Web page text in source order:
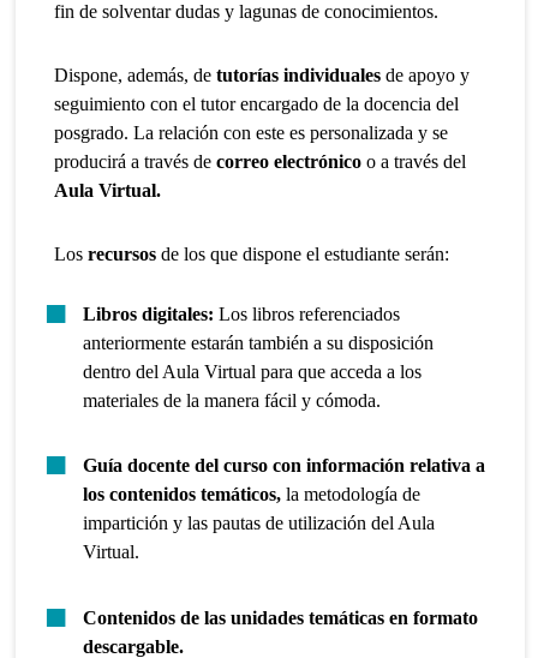
fin de solventar dudas y lagunas de conocimientos.
Dispone, además, detutorías individuales de apoyo y
seguimiento con el tutor encargado de la docencia del
posgrado. La relación con este es personalizada y se
producirá a través decorreo electrónico o a través del
Aula Virtual.
Losrecursos de los que dispone el estudiante serán:
Libros digitales:Los libros referenciados
anteriormente estarán también a su disposición
dentro del Aula Virtual para que acceda a los
materiales de la manera fácil y cómoda.
Guía docente del curso con información relativa a
los contenidos temáticos, la metodología de
impartición y las pautas de utilización del Aula
Virtual.
Contenidos de las unidades temáticas en formato
descargable.